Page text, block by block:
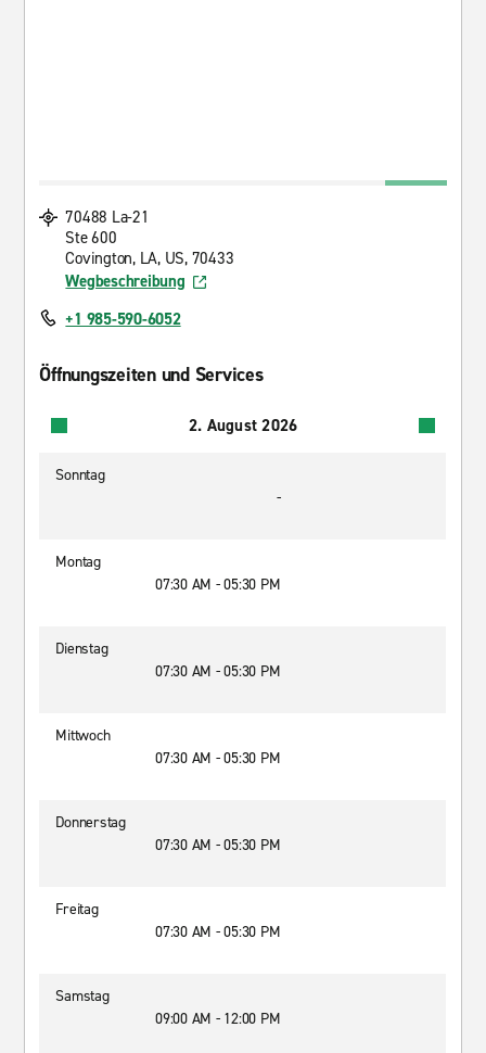
70488 La-21
Ste 600
Covington, LA, US, 70433
Wegbeschreibung
+1 985-590-6052
Öffnungszeiten und Services
2. August 2026
Sonntag
-
Montag
07:30 AM - 05:30 PM
Dienstag
07:30 AM - 05:30 PM
Mittwoch
07:30 AM - 05:30 PM
Donnerstag
07:30 AM - 05:30 PM
Freitag
07:30 AM - 05:30 PM
Samstag
09:00 AM - 12:00 PM